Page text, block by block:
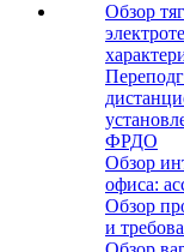
Обзор
ФРДО
Обзор
офиса:
Обзор
и